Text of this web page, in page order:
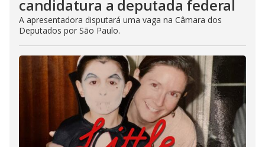
candidatura a deputada federal
A apresentadora disputará uma vaga na Câmara dos
Deputados por São Paulo.